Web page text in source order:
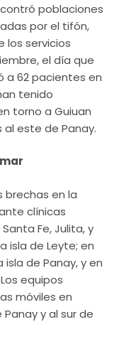
poblaciones
por el tifón,
los servicios
el día que
a 62 pacientes en
tenido
torno a Guiuan
al este de Panay.
brechas en la
clínicas
Fe, Julita, y
isla de Leyte; en
isla de Panay, y en
equipos
móviles en
y al sur de